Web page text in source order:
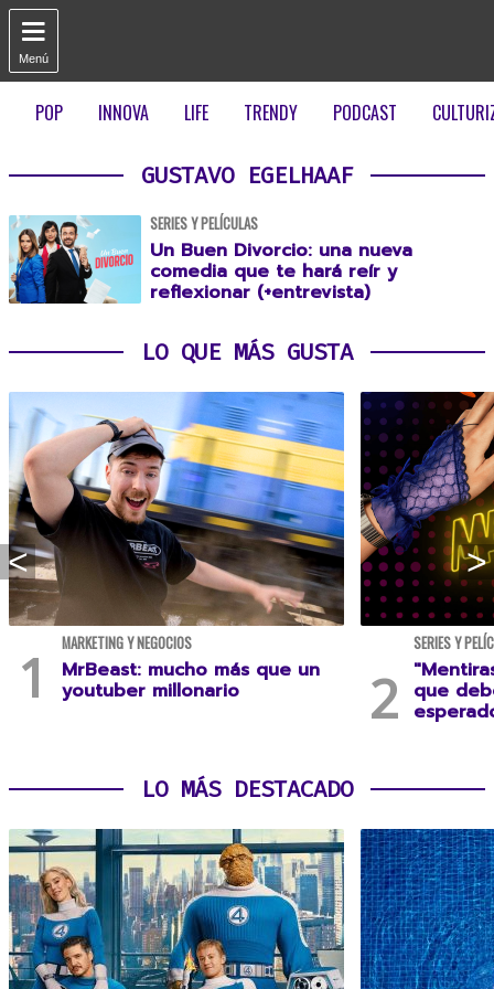

Menú
POP INNOVA LIFE TRENDY PODCAST
GUSTAVO EGELHAAF
SERIES Y PELÍCULAS
Un Buen Divorcio: una nueva
comedia que te hará reír y
reflexionar (+entrevista)
LO QUE MÁS GUSTA
MARKETING Y NEGOCIOS
MrBeast: mucho más que un
youtuber millonario
SERIES Y
que
LO MÁS DESTACADO